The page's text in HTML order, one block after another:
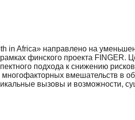
in Africa» направлено на
финского проекта FINGER.
подхода к снижению
вмешательств в
вызовы и возможности,